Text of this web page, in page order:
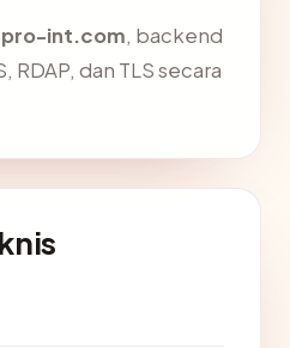
pro-int.com, backend
RDAP, dan TLS secara